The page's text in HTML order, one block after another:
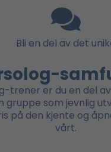
Bli en del av det
trener er du en del
gruppe som jevnlig
på den kjente og
vårt.